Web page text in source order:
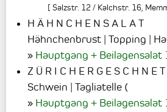
[ Salzstr. 12 / Kalchstr. 16
H Ä H N C H E N S A L A T
Hähnchenbrust | Topping |
Hauptgang + Beilagensalat
Z Ü R I C H E R G E S C H N E
Schwein | Tagliatelle (
Hauptgang + Beilagensalat